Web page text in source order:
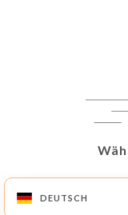
DEUTSCH
DEUTSCH